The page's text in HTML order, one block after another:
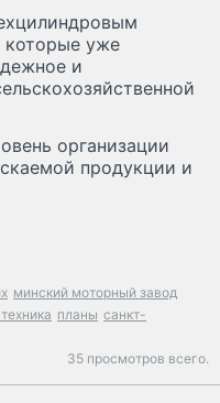
которые уже
и
организации
продукции и
минский моторный завод
планы санкт-
35 просмотров всего.